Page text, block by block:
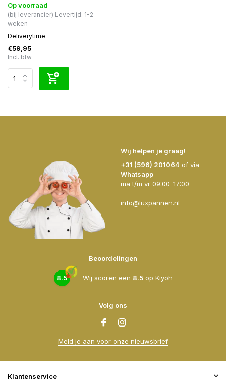
Op voorraad
(bij leverancier) Levertijd: 1-2
weken
Deliverytime
€59,95
Incl. btw
Wij helpen je graag!
+31 (596) 201064 of via
Whatsapp
ma t/m vr 09:00-17:00
info@luxpannen.nl
Beoordelingen
8.5 Wij scoren een 8.5op Kiyoh
Volg ons
Meld je aan voor onze nieuwsbrief
Klantenservice